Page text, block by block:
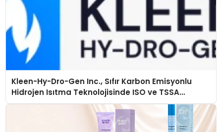
Kleen-Hy-Dro-Gen Inc., Sıfır Karbon Emisyonlu
Hidrojen Isıtma Teknolojisinde ISO ve TSSA
Düzenleyici Onaylarını Aldı